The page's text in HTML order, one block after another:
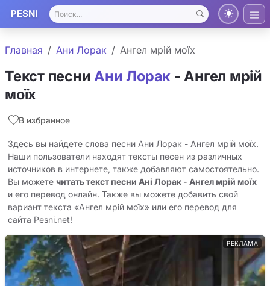
PESNI
Главная Ани Лорак Ангел мрій моїх
Текст песни Ани Лорак - Ангел мрій
моїх
В избранное
Здесь вы найдете слова песни Ани Лорак - Ангел мрій моїх.
Наши пользователи находят тексты песен из различных
источников в интернете, также добавляют самостоятельно.
Вы можете читать текст песни Анi Лорак - Ангел мрій моїх
и его перевод онлайн. Также вы можете добавить свой
вариант текста «Ангел мрій моїх» или его перевод для
сайта Pesni.net!
РЕКЛАМА